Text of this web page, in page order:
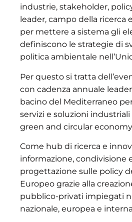
industrie, stakeholder,
leader, campo della ricerca
per mettere a sistema gli
definiscono le strategie di
politica ambientale
Per questo si tratta
con cadenza annuale
bacino del Mediterraneo
servizi e soluzioni
green and circular
Come hub di ricerca e
informazione, condivisione
progettazione sulle policy
Europeo grazie alla
pubblico-privati impiegati
nazionale, europea e